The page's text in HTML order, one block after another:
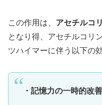
この作用は、 アセチルコ
となり得、アセチルコリ
ツハイマーに伴う以下の
・記憶力の一時的改善